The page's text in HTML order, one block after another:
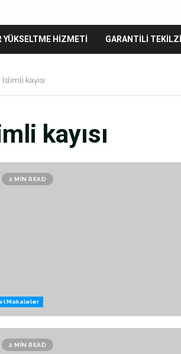
YÜKSELTME HIZMETI GARANTILI
İslimli kayısı
kayısı
2 MIN READ
Makaleler
2 MIN READ